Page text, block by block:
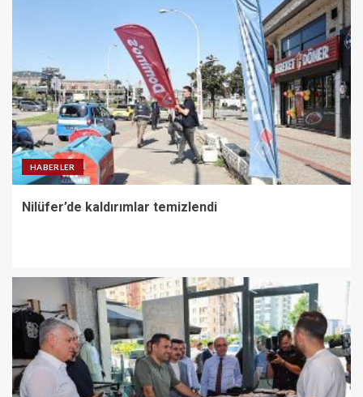
HABERLER
Nilüfer’de kaldırımlar temizlendi